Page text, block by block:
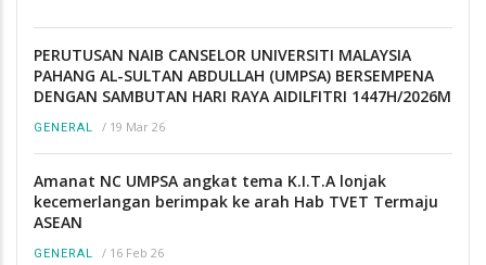
PERUTUSAN NAIB CANSELOR UNIVERSITI MALAYSIA
PAHANG AL-SULTAN ABDULLAH (UMPSA) BERSEMPENA
DENGAN SAMBUTAN HARI RAYA AIDILFITRI 1447H/2026M
GENERAL / 19 Mar 26
Amanat NC UMPSA angkat tema K.I.T.A lonjak
kecemerlangan berimpak ke arah Hab TVET Termaju
ASEAN
GENERAL / 16 Feb 26